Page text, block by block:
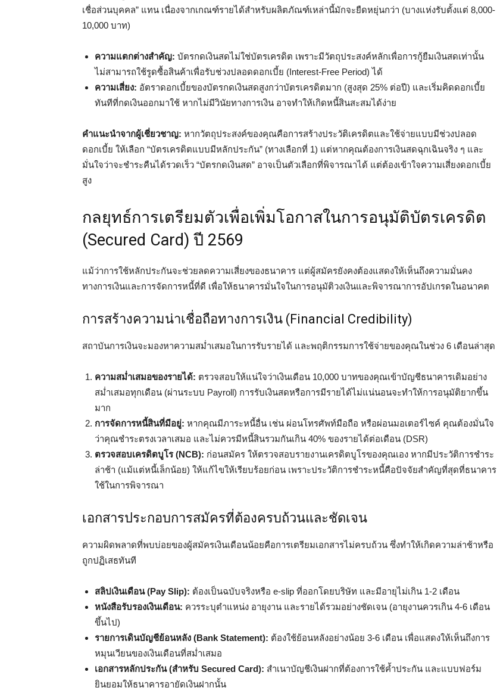
เชื่อส่วนบุคคล” แทน เนื่องจากเกณฑ์รายได้สำหรับผลิตภัณฑ์เหล่านี้มักจะยืดหยุ่นกว่า (บางแห่งรับตั้งแต่ 8,000-
10,000 บาท)
ความแตกต่างสำคัญ: บัตรกดเงินสดไม่ใช่บัตรเครดิต เพราะมีวัตถุประสงค์หลักเพื่อการกู้ยืมเงินสดเท่านั้น
ไม่สามารถใช้รูดซื้อสินค้าเพื่อรับช่วงปลอดดอกเบี้ย (Interest-Free Period) ได้
ความเสี่ยง: อัตราดอกเบี้ยของบัตรกดเงินสดสูงกว่าบัตรเครดิตมาก (สูงสุด 25% ต่อปี) และเริ่มคิดดอกเบี้ย
ทันทีที่กดเงินออกมาใช้ หากไม่มีวินัยทางการเงิน อาจทำให้เกิดหนี้สินสะสมได้ง่าย
คำแนะนำจากผู้เชี่ยวชาญ: หากวัตถุประสงค์ของคุณคือการสร้างประวัติเครดิตและใช้จ่ายแบบมีช่วงปลอด
ดอกเบี้ย ให้เลือก “บัตรเครดิตแบบมีหลักประกัน” (ทางเลือกที่ 1) แต่หากคุณต้องการเงินสดฉุกเฉินจริง ๆ และ
มั่นใจว่าจะชำระคืนได้รวดเร็ว “บัตรกดเงินสด” อาจเป็นตัวเลือกที่พิจารณาได้ แต่ต้องเข้าใจความเสี่ยงดอกเบี้ย
สูง
กลยุทธ์การเตรียมตัวเพื่อเพิ่มโอกาสในการอนุมัติบัตรเครดิต
(Secured Card) ปี 2569
แม้ว่าการใช้หลักประกันจะช่วยลดความเสี่ยงของธนาคาร แต่ผู้สมัครยังคงต้องแสดงให้เห็นถึงความมั่นคง
ทางการเงินและการจัดการหนี้ที่ดี เพื่อให้ธนาคารมั่นใจในการอนุมัติวงเงินและพิจารณาการอัปเกรดในอนาคต
การสร้างความน่าเชื่อถือทางการเงิน (Financial Credibility)
สถาบันการเงินจะมองหาความสม่ำเสมอในการรับรายได้ และพฤติกรรมการใช้จ่ายของคุณในช่วง 6 เดือนล่าสุด
ความสม่ำเสมอของรายได้: ตรวจสอบให้แน่ใจว่าเงินเดือน 10,000 บาทของคุณเข้าบัญชีธนาคารเดิมอย่าง
สม่ำเสมอทุกเดือน (ผ่านระบบ Payroll) การรับเงินสดหรือการมีรายได้ไม่แน่นอนจะทำให้การอนุมัติยากขึ้น
มาก
การจัดการหนี้สินที่มีอยู่: หากคุณมีภาระหนี้อื่น เช่น ผ่อนโทรศัพท์มือถือ หรือผ่อนมอเตอร์ไซค์ คุณต้องมั่นใจ
ว่าคุณชำระตรงเวลาเสมอ และไม่ควรมีหนี้สินรวมกันเกิน 40% ของรายได้ต่อเดือน (DSR)
ตรวจสอบเครดิตบูโร (NCB): ก่อนสมัคร ให้ตรวจสอบรายงานเครดิตบูโรของคุณเอง หากมีประวัติการชำระ
ล่าช้า (แม้แต่หนี้เล็กน้อย) ให้แก้ไขให้เรียบร้อยก่อน เพราะประวัติการชำระหนี้คือปัจจัยสำคัญที่สุดที่ธนาคาร
ใช้ในการพิจารณา
เอกสารประกอบการสมัครที่ต้องครบถ้วนและชัดเจน
ความผิดพลาดที่พบบ่อยของผู้สมัครเงินเดือนน้อยคือการเตรียมเอกสารไม่ครบถ้วน ซึ่งทำให้เกิดความล่าช้าหรือ
ถูกปฏิเสธทันที
สลิปเงินเดือน (Pay Slip): ต้องเป็นฉบับจริงหรือ e-slip ที่ออกโดยบริษัท และมีอายุไม่เกิน 1-2 เดือน
หนังสือรับรองเงินเดือน: ควรระบุตำแหน่ง อายุงาน และรายได้รวมอย่างชัดเจน (อายุงานควรเกิน 4-6 เดือน
ขึ้นไป)
รายการเดินบัญชีย้อนหลัง (Bank Statement): ต้องใช้ย้อนหลังอย่างน้อย 3-6 เดือน เพื่อแสดงให้เห็นถึงการ
หมุนเวียนของเงินเดือนที่สม่ำเสมอ
เอกสารหลักประกัน (สำหรับ Secured Card): สำเนาบัญชีเงินฝากที่ต้องการใช้ค้ำประกัน และแบบฟอร์ม
ยินยอมให้ธนาคารอายัดเงินฝากนั้น